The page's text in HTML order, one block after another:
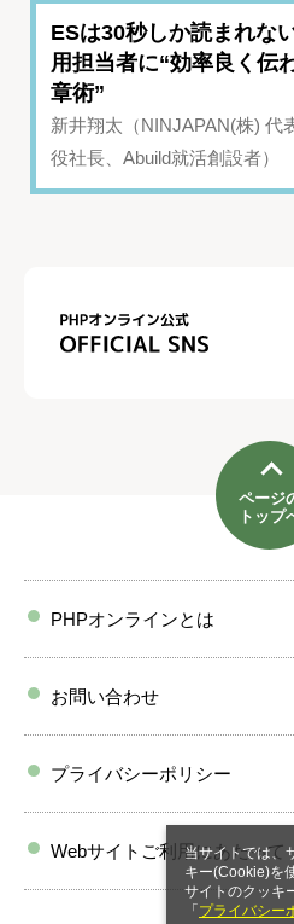
当サイトでは、
キー(Cookie)を
サイトのクッキ
「 プライバシー
ESは30秒しか読まれな
用担当者に“効率良く伝
章術”
新井翔太（NINJAPAN(株) 代
役社長、Abuild就活創設者）
ページ
トップ
PHPオンラインとは
お問い合わせ
プライバシーポリシー
Webサイトご利用にあたって